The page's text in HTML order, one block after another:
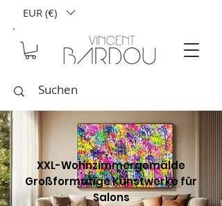
EUR (€)
XXL-Wohnzimmergemälde
Großformatige Kunstwerke für
Salons